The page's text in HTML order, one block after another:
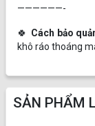
——————-
🍀 Cách bảo
khô ráo thoáng
SẢN PHẨM